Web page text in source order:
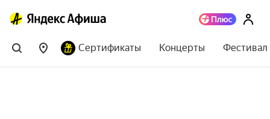
Сертификаты Концерты